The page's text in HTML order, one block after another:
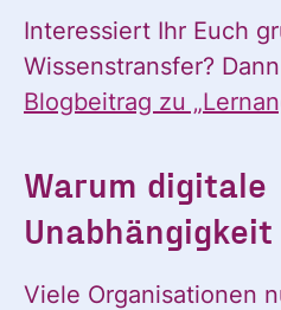
Interessiert Ihr Euch
Wissenstransfer?
Blogbeitrag zu
Warum digitale
Viele Organisationen